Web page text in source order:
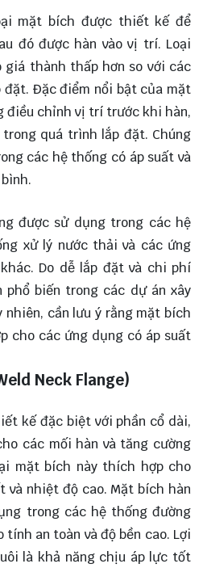
mặt bích được thiết kế để
đó được hàn vào vị trí. Loại
thành thấp hơn so với các
đặt. Đặc điểm nổi bật của mặt
điều chỉnh vị trí trước khi hàn,
quá trình lắp đặt. Chúng
các hệ thống có áp suất và
được sử dụng trong các hệ
xử lý nước thải và các ứng
Do dễ lắp đặt và chi phí
phổ biến trong các dự án xây
nhiên, cần lưu ý rằng mặt bích
cho các ứng dụng có áp suất
Neck Flange)
kế đặc biệt với phần cổ dài,
các mối hàn và tăng cường
mặt bích này thích hợp cho
và nhiệt độ cao. Mặt bích hàn
trong các hệ thống đường
tính an toàn và độ bền cao. Lợi
là khả năng chịu áp lực tốt